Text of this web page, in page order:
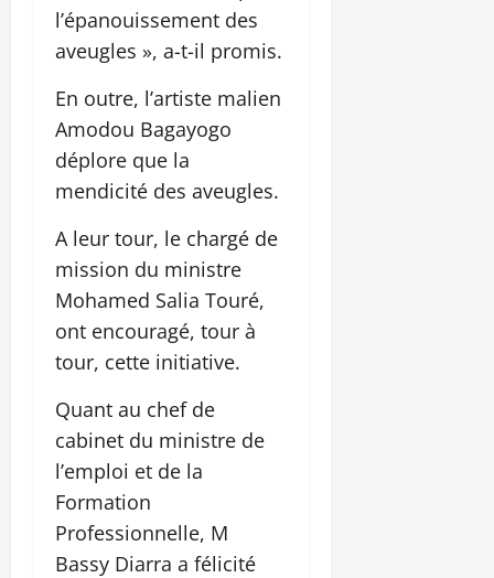
l’épanouissement des
aveugles », a-t-il promis.
En outre, l’artiste malien
Amodou Bagayogo
déplore que la
mendicité des aveugles.
A leur tour, le chargé de
mission du ministre
Mohamed Salia Touré,
ont encouragé, tour à
tour, cette initiative.
Quant au chef de
cabinet du ministre de
l’emploi et de la
Formation
Professionnelle, M
Bassy Diarra a félicité